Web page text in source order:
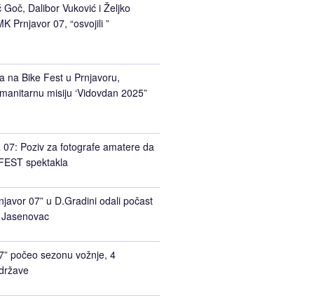
Dalibor Vuković i Željko
Prnjavor 07, “osvojili ”
na Bike Fest u Prnjavoru,
misiju ‘Vidovdan 2025”
07: Poziv za fotografe amatere da
spektakla
07” u D.Gradini odali počast
počeo sezonu vožnje, 4